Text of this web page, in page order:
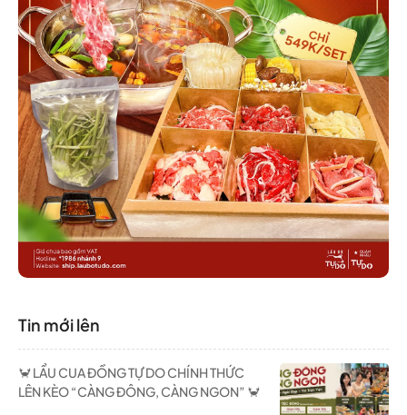
Tin mới lên
🦀 LẨU CUA ĐỒNG TỰ DO CHÍNH THỨC
LÊN KÈO “CÀNG ĐÔNG, CÀNG NGON” 🦀